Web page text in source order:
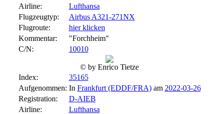
Airline:
Lufthansa
Flugzeugtyp:
Airbus A321-271NX
Flugroute:
hier klicken
Kommentar:
"Forchheim"
C/N:
10010
© by Enrico Tietze
Index:
35165
Aufgenommen: In Frankfurt (EDDF/FRA)am 2022-03-26
Registration:
D-AIEB
Airline:
Lufthansa